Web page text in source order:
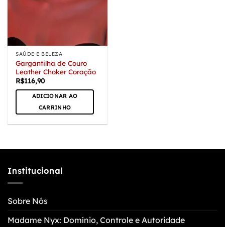
do
produto
SAÚDE E BELEZA
Gargantilha de Couro
Leather Choker Coração
R$116,90
ADICIONAR AO
CARRINHO
Institucional
Sobre Nós
Madame Nyx: Domínio, Controle e Autoridade